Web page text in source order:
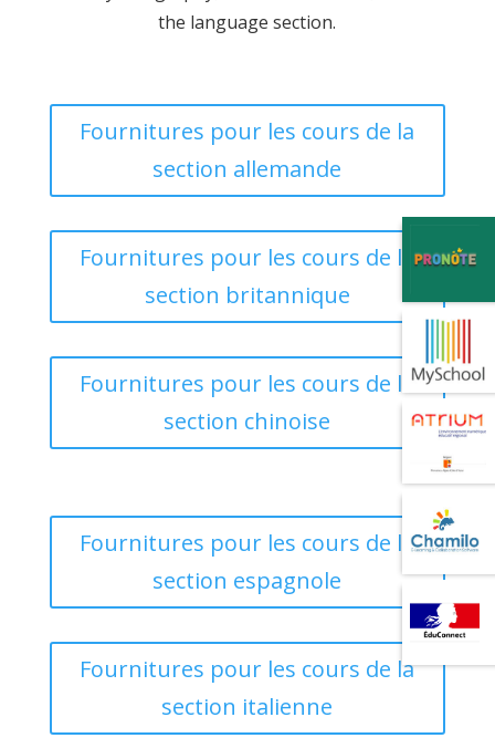
the language section.
Fournitures pour les cours de la
section allemande
Fournitures pour les cours de la
section britannique
Fournitures pour les cours de la
section chinoise
Fournitures pour les cours de la
section espagnole
Fournitures pour les cours de la
section italienne